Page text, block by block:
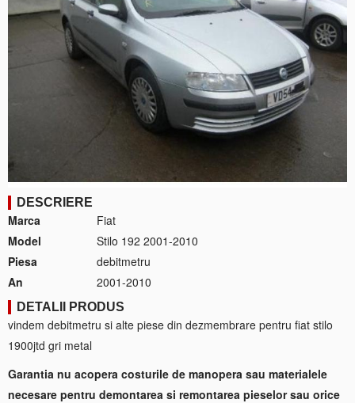
DESCRIERE
Marca
Fiat
Model
Stilo 192 2001-2010
Piesa
debitmetru
An
2001-2010
DETALII PRODUS
vindem debitmetru si alte piese din dezmembrare pentru fiat stilo
1900jtd gri metal
Garantia nu acopera costurile de manopera sau materialele
necesare pentru demontarea si remontarea pieselor sau orice